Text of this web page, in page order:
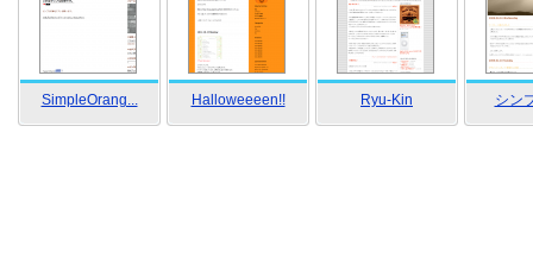
SimpleOrang... Halloweeeen!! Ryu-Kin シン